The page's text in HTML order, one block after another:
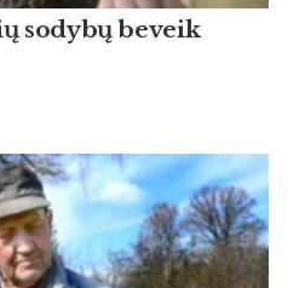
sodybų beveik